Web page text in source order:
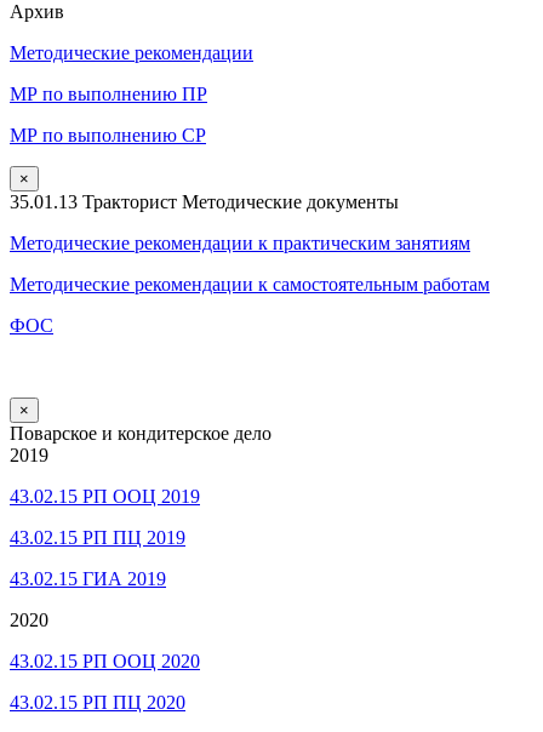
Архив
Методические рекомендации
МР по выполнению ПР
МР по выполнению СР
×
35.01.13 Тракторист Методические документы
Методические рекомендации к практическим занятиям
Методические рекомендации к самостоятельным работам
ФОС
×
Поварское и кондитерское дело
2019
43.02.15 РП ООЦ 2019
43.02.15 РП ПЦ 2019
43.02.15 ГИА 2019
2020
43.02.15 РП ООЦ 2020
43.02.15 РП ПЦ 2020